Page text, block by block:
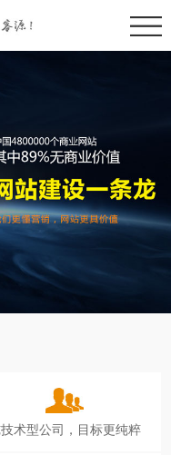
术型公司，目标更纯粹